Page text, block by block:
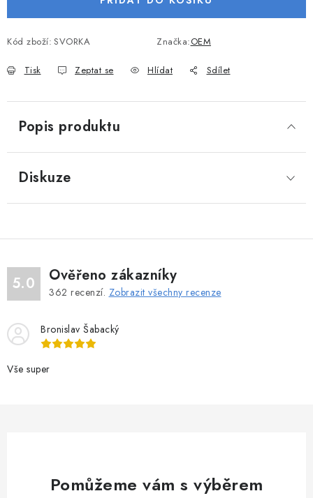
VODNÍ SPORTY
PŘÍVĚSY K LODÍM
Doprava a platba Servis
Reklamace
Kód zboží: SVORKA Značka:OEM
Tisk Zeptat se Hlídat Sdílet
Popis produktu
Diskuze
5.0 Ověřeno zákazníky
362 recenzí. Zobrazit všechny recenze
Bronislav Šabacký
Vše super
Pomůžeme vám s výběrem